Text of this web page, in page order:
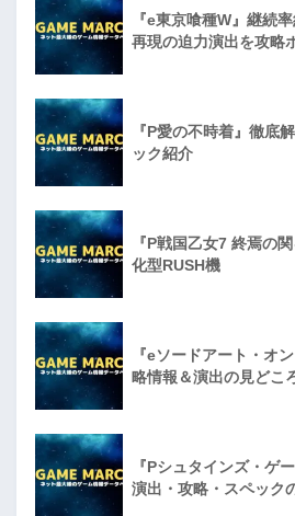
『e東京喰種W』継続
再現の迫力演出を攻略
『P愛の不時着』徹底
ック紹介
『P戦国乙女7 終焉の
化型RUSH機
『eソードアート・オ
略情報＆演出の見どこ
『Pシュタインズ・ゲ
演出・攻略・スペック